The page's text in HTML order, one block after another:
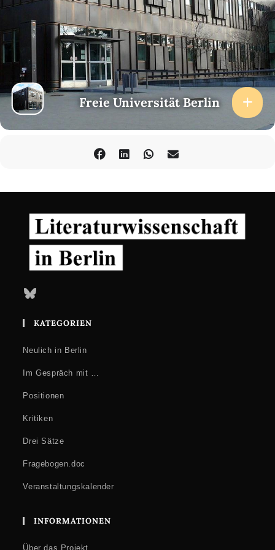
Freie Universität Berlin
Bluesky
KATEGORIEN
Neulich in Berlin
Im Gespräch mit …
Positionen
Kritiken
Drei Sätze
Fragebogen.doc
Veranstaltungskalender
INFORMATIONEN
Über das Projekt